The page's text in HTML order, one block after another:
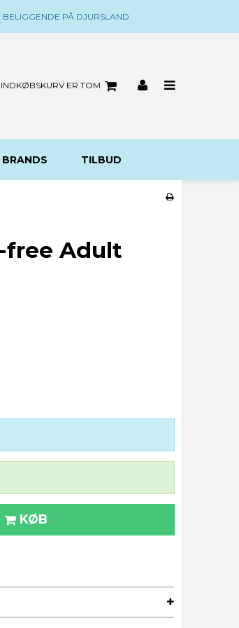
BELIGGENDE PÅ DJURSLAND
ER TOM
BRANDS TILBUD
free Adult
KØB